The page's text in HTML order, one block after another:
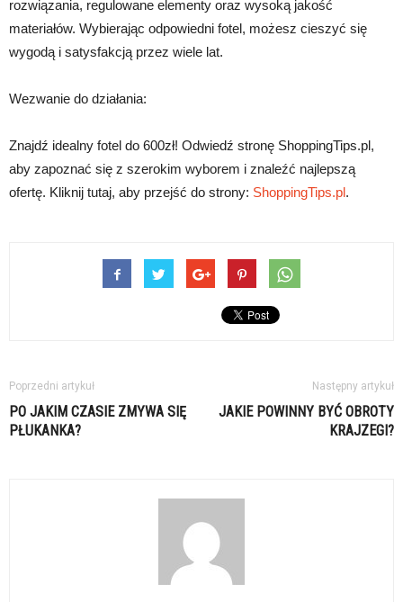
rozwiązania, regulowane elementy oraz wysoką jakość
materiałów. Wybierając odpowiedni fotel, możesz cieszyć się
wygodą i satysfakcją przez wiele lat.
Wezwanie do działania:
Znajdź idealny fotel do 600zł! Odwiedź stronę ShoppingTips.pl,
aby zapoznać się z szerokim wyborem i znaleźć najlepszą
ofertę. Kliknij tutaj, aby przejść do strony: ShoppingTips.pl.
Poprzedni artykuł
PO JAKIM CZASIE ZMYWA SIĘ
PŁUKANKA?
Następny artykuł
JAKIE POWINNY BYĆ OBROTY
KRAJZEGI?